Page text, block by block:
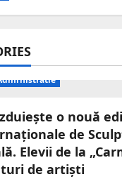
o nouă
de
Elevii de la
de artiști